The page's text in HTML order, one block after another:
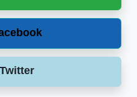
Twitter